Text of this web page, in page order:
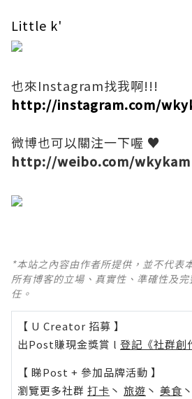
Little k'
也來Instagram找我啊!!!
http://instagram.com/
微博也可以關注一下喔 ♥
http://weibo.com/wkykam
*本站之內容由作者所提供，並不代表
所有博客的立場、真實性、準確性及
任。
【 U Creator 招募 】
出Post賺現金獎賞 l 登記《社群創
【 睇Post + 參加品牌活動 】
瀏覽更多社群 打卡 丶 旅遊 丶 美食 丶